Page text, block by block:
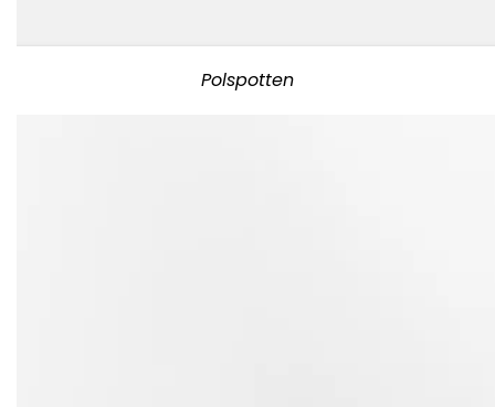
Polspotten